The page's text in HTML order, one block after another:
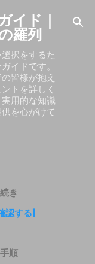
ツに移動
イド｜
羅列
択をするた
イドです。
皆様が抱え
トを詳しく
用的な知識
を心がけて
き
認する]
順